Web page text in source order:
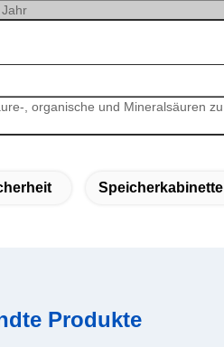
Jahr
, organische und Mineralsäuren
Produkte